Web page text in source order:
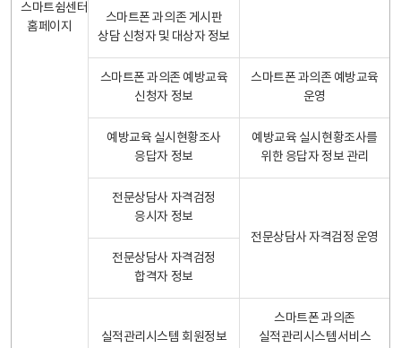
스마트쉼센터
홈페이지
스마트폰 과의존 게시판
상담 신청자 및 대상자 정보
스마트폰 과의존 예방교육
신청자 정보
스마트폰 과의존 예방교육
운영
예방교육 실시현황조사
응답자 정보
예방교육 실시현황조사를
위한 응답자 정보 관리
전문상담사 자격검정
응시자 정보
전문상담사 자격검정 운영
전문상담사 자격검정
합격자 정보
실적관리시스템 회원정보
스마트폰 과의존
실적관리시스템서비스